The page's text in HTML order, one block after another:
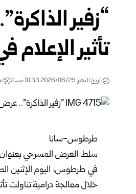
“زفير
تأثير
تاريخ النشر: 2026/06/29 10:33 مساءً
طرطوس-سانا
سلط العرض المسرحي بعنوان
في ‏ طرطوس، اليوم
خلال ‏معالجة درامية تناولت